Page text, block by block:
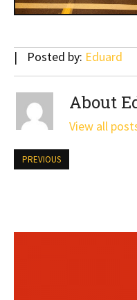
Posted by: Eduard
About
View all
PREVIOUS